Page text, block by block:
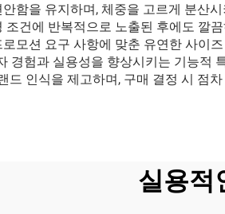
함을 유지하며, 체중을 고르게 분산
건에 반복적으로 노출된 후에도 깔
모션 요구 사항에 맞춘 유연한 사이
경험과 실용성을 향상시키는 기능
인식을 제고하며, 구매 결정 시 점
실용적